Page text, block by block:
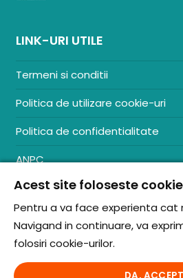
LINK-URI UTILE
Termeni si conditii
Politica de utilizare cookie-uri
Politica de confidentialitate
ANPC
Contact
S.C. ZENCOM MEDIA GROUP SRL
J20/1379/2017
Acest site foloseste
Pentru a va face experienta cat
Navigand in continuare, va
folosiri cookie-urilor.
DA, ACCEPT